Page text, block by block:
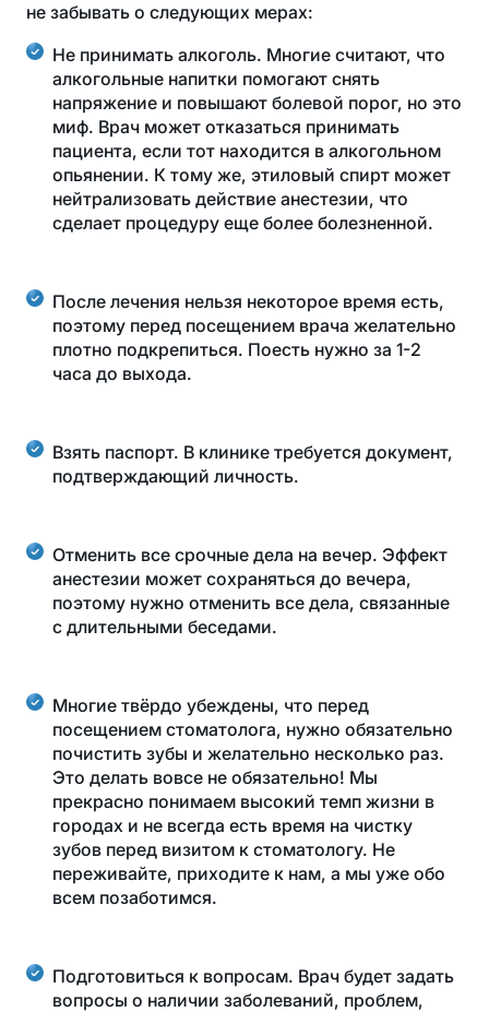
не забывать о следующих мерах:
Не принимать алкоголь. Многие считают, что
алкогольные напитки помогают снять
напряжение и повышают болевой порог, но это
миф. Врач может отказаться принимать
пациента, если тот находится в алкогольном
опьянении. К тому же, этиловый спирт может
нейтрализовать действие анестезии, что
сделает процедуру еще более болезненной.
После лечения нельзя некоторое время есть,
поэтому перед посещением врача желательно
плотно подкрепиться. Поесть нужно за 1-2
часа до выхода.
Взять паспорт. В клинике требуется документ,
подтверждающий личность.
Отменить все срочные дела на вечер. Эффект
анестезии может сохраняться до вечера,
поэтому нужно отменить все дела, связанные
с длительными беседами.
Многие твёрдо убеждены, что перед
посещением стоматолога, нужно обязательно
почистить зубы и желательно несколько раз.
Это делать вовсе не обязательно! Мы
прекрасно понимаем высокий темп жизни в
городах и не всегда есть время на чистку
зубов перед визитом к стоматологу. Не
переживайте, приходите к нам, а мы уже обо
всем позаботимся.
Подготовиться к вопросам. Врач будет задать
вопросы о наличии заболеваний, проблем,